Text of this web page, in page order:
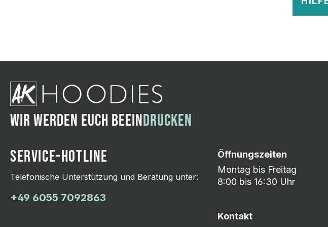
Wir ändern das Motiv so lange ab, bis Ihr zu
WIR WERDEN EUCH BEEINDRUCKEN
SERVICE-HOTLINE
Telefonische Unterstützung und Beratung unter:
+49 6055 7092863
Öffnungszeiten
Montag bis Freitag
8:00 bis 16:30 Uhr
Kontakt